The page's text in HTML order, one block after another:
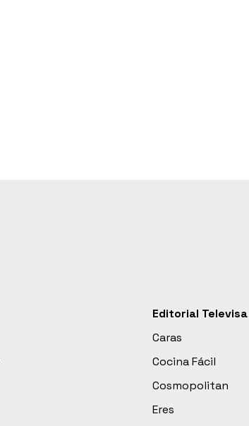
Editorial Televisa
Caras
Cocina Fácil
Cosmopolitan
Eres